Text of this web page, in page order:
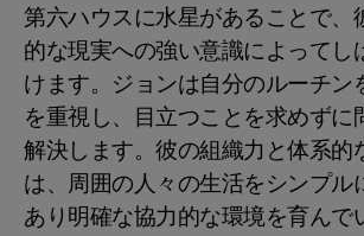
第六ハウスに水星があることで、
的な現実への強い意識によってし
けます。ジョンは自分のルーチン
を重視し、目立つことを求めずに
解決します。彼の組織力と体系的
は、周囲の人々の生活をシンプル
あり明確な協力的な環境を育んで